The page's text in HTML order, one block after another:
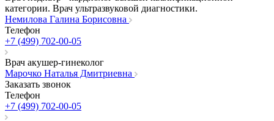
категории. Врач ультразвуковой диагностики.
Немилова Галина Борисовна
Телефон
+7 (499) 702-00-05
Врач акушер-гинеколог
Марочко Наталья Дмитриевна
Заказать звонок
Телефон
+7 (499) 702-00-05